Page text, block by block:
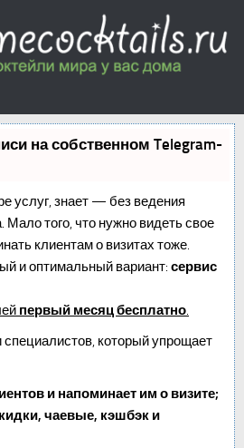
на собственном Telegram-
услуг, знает — без ведения
Мало того, что нужно видеть свое
клиентам о визитах тоже.
и оптимальный вариант: сервис
первый месяц бесплатно.
который упрощает
и напоминает им о визите;
чаевые, кэшбэк и